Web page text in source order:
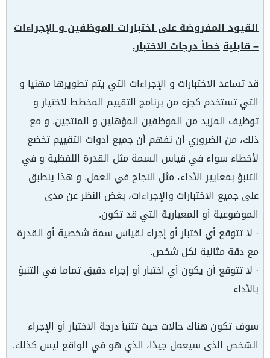
القيود المفروضة على اختبارات الموظفين و الإجراءات
– قابليةخطأ درجات الاختبار.
قد تساعد الاختبارات و الإجراءات التي يتم تطويرها مهنيا و
التي تستخدم كجزء من برنامج التقييم المخطط لاختيار و
توظيف المزيد من الموظفين المؤهلين و المنتجين. و مع
ذلك، من الضروري أن نفهم أن جميع أدوات التقييم تخضع
لأخطاء سواء في قياس السمة مثل القدرة اللفظية و في
التنبؤ بمعايير الأداء، مثل النجاح في العمل. و هذا ينطبق
على جميع الاختبارات والإجراءات، بغض النظر عن مدى
الموضوعية أو المعيارية التي قد تكون.
· لا تتوقع أي اختبار أو إجراء لقياس سمة شخصية أو القدرة
مع دقة مثالية لكل شخص.
· لا تتوقع أن يكون أي اختبار أو إجراء دقيق تماما في التنبؤ
بالأداء
سوف تكون هناك حالات حيث تتنبأ درجة الاختبار أو الإجراء
الشخص الذى سيعمل جيدًا، الذي هو في الواقع ليس كذلك.